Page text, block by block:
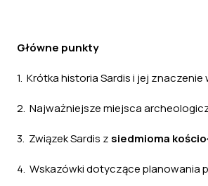
Główne punkty
1. Krótka historia Sardis i jej
2. Najważniejsze miejsca
3. Związek Sardis z siedmioma
4. Wskazówki dotyczące planowania